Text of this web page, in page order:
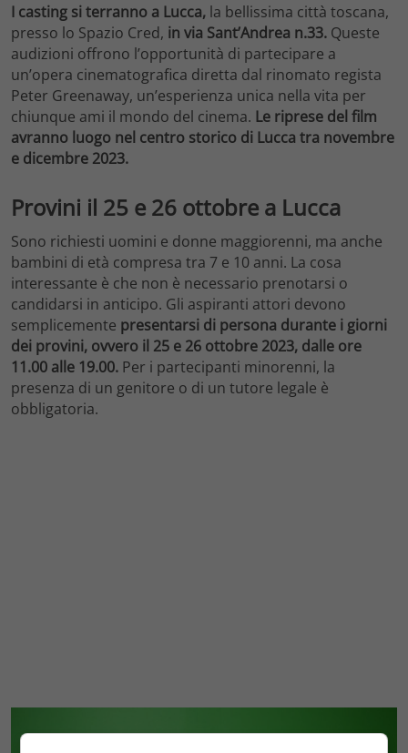
I casting si terranno a Lucca, la bellissima città toscana,
presso lo Spazio Cred, in via Sant’Andrea n.33. Queste
audizioni offrono l’opportunità di partecipare a
un’opera cinematografica diretta dal rinomato regista
Peter Greenaway, un’esperienza unica nella vita per
chiunque ami il mondo del cinema. Le riprese del film
avranno luogo nel centro storico di Lucca tra novembre
e dicembre 2023.
Provini il 25 e 26 ottobre a Lucca
Sono richiesti uomini e donne maggiorenni, ma anche
bambini di età compresa tra 7 e 10 anni. La cosa
interessante è che non è necessario prenotarsi o
candidarsi in anticipo. Gli aspiranti attori devono
semplicemente presentarsi di persona durante i giorni
dei provini, ovvero il 25 e 26 ottobre 2023, dalle ore
11.00 alle 19.00. Per i partecipanti minorenni, la
presenza di un genitore o di un tutore legale è
obbligatoria.